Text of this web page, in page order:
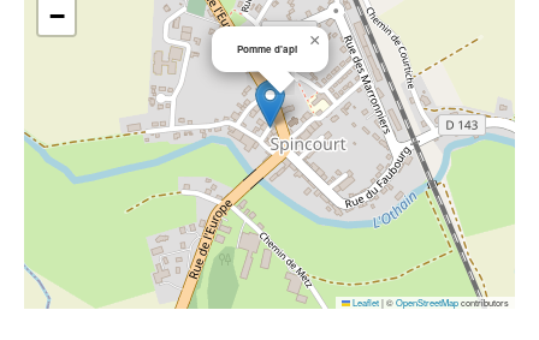
Pomme d'api ×
−
Leaflet|©OpenStreetMapcontributors